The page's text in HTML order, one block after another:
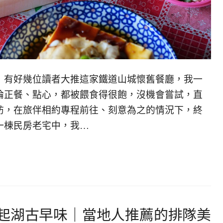
好幾位讀者大推這家鐵道山城懷舊餐廳，我一
餐、點心，都被餵食得很飽，沒機會嘗試，直
在旅伴相約專程前往、刻意為之的情況下，終
棟民房老宅中，我…
湖古早味｜當地人推薦的排隊美